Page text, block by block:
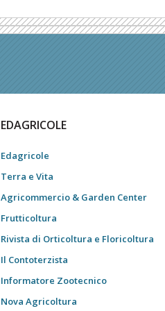
EDAGRICOLE
Edagricole
Terra e Vita
Agricommercio & Garden Center
Frutticoltura
Rivista di Orticoltura e Floricoltura
Il Contoterzista
Informatore Zootecnico
Nova Agricoltura